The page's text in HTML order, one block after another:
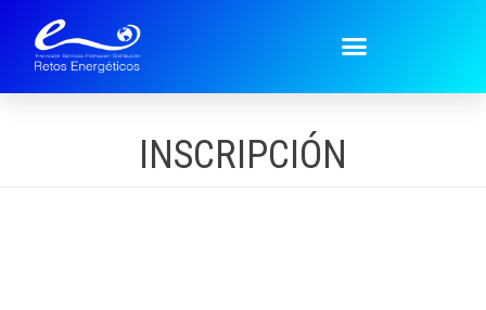
INSCRIPCIÓN